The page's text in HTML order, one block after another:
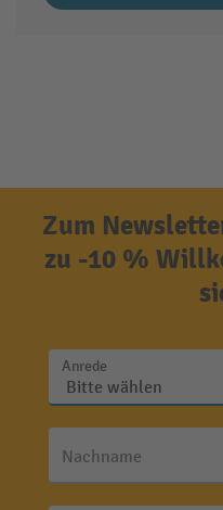
Zum
zu -10 %
Anrede
Nachname